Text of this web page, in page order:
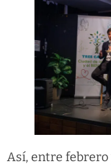
Así, entre